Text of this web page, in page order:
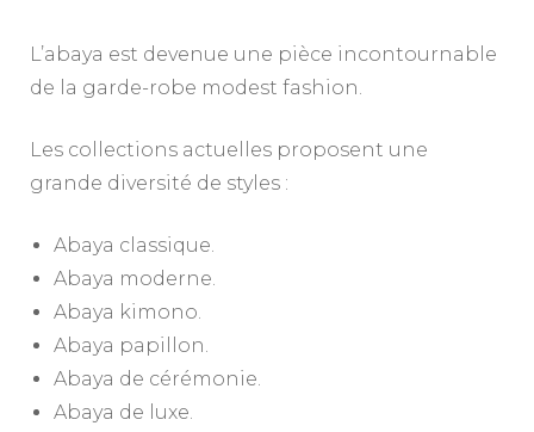
L’abaya est devenue une pièce incontournable
de la garde-robe modest fashion.
Les collections actuelles proposent une
grande diversité de styles :
Abaya classique.
Abaya moderne.
Abaya kimono.
Abaya papillon.
Abaya de cérémonie.
Abaya de luxe.